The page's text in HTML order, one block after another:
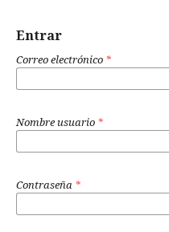
Entrar
Correo electrónico *
Nombre usuario *
Contraseña *